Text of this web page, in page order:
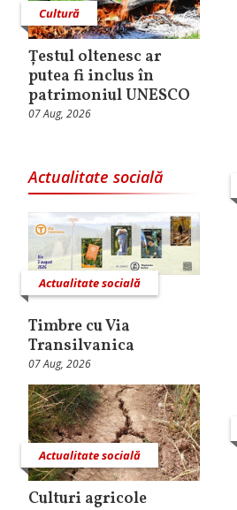
Cultură
Țestul oltenesc ar
putea fi inclus în
patrimoniul UNESCO
07 Aug, 2026
Actualitate socială
Actualitate socială
Timbre cu Via
Transilvanica
07 Aug, 2026
Actualitate socială
Culturi agricole